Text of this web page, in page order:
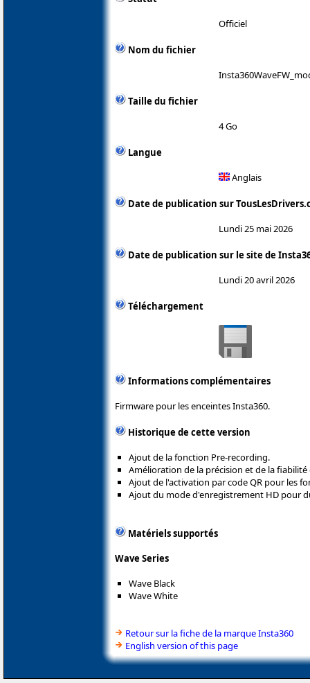
Officiel
Nom du fichier
Taille du fichier
4 Go
Langue
Anglais
Date de publication sur
Lundi 25 mai 2026
Date de publication sur le site de
Lundi 20 avril 2026
Téléchargement
Informations complémentaires
Firmware pour les enceintes Insta360.
Historique de cette version
Ajout de la fonction Pre-recording.
Amélioration de la précision et de la
Ajout de l'activation par code QR pour les
Ajout du mode d'enregistrement HD pour
Matériels supportés
Wave Series
Wave Black
Wave White
Retour sur la fiche de la marque Insta360
English version of this page